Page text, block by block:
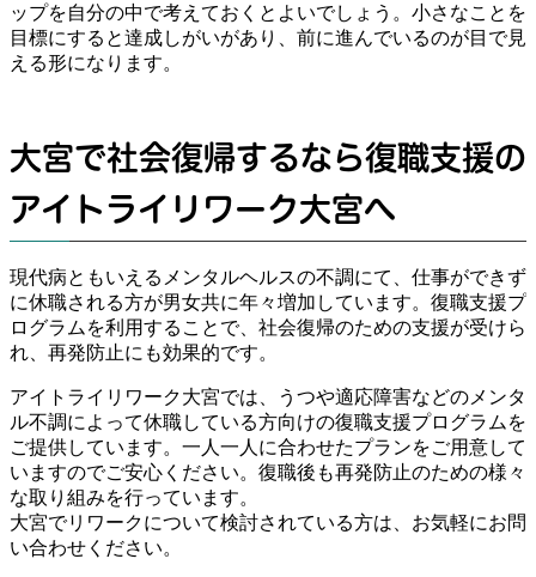
ップを自分の中で考えておくとよいでしょう。小さなことを
目標にすると達成しがいがあり、前に進んでいるのが目で見
える形になります。
大宮で社会復帰するなら復職支援の
アイトライリワーク大宮へ
現代病ともいえるメンタルヘルスの不調にて、仕事ができず
に休職される方が男女共に年々増加しています。復職支援プ
ログラムを利用することで、社会復帰のための支援が受けら
れ、再発防止にも効果的です。
アイトライリワーク大宮では、うつや適応障害などのメンタ
ル不調によって休職している方向けの復職支援プログラムを
ご提供しています。一人一人に合わせたプランをご用意して
いますのでご安心ください。復職後も再発防止のための様々
な取り組みを行っています。
大宮でリワークについて検討されている方は、お気軽にお問
い合わせください。